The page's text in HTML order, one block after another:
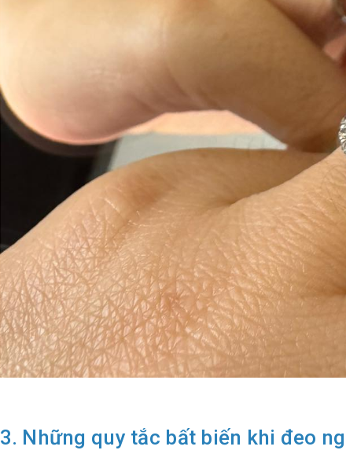
3. Những quy tắc bất biến khi đeo